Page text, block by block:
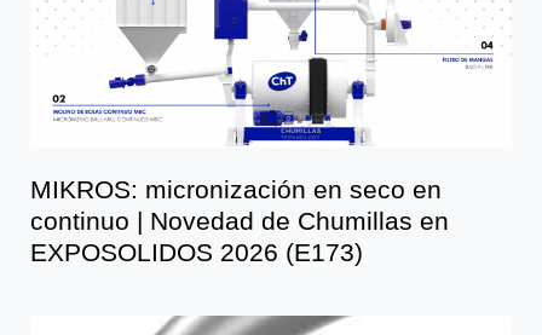
MIKROS: micronización en seco en
continuo | Novedad de Chumillas en
EXPOSOLIDOS 2026 (E173)